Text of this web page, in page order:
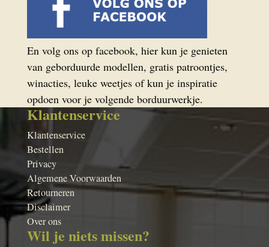
En volg ons op facebook, hier kun je genieten
van geborduurde modellen, gratis patroontjes,
winacties, leuke weetjes of kun je inspiratie
opdoen voor je volgende borduurwerkje.
Klantenservice
Klantenservice
Bestellen
Privacy
Algemene Voorwaarden
Retourneren
Disclaimer
Over ons
Wil je niets missen?